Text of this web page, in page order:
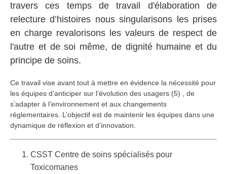
travers ces temps de travail d'élaboration de
relecture d’histoires nous singularisons les prises
en charge revalorisons les valeurs de respect de
l'autre et de soi même, de dignité humaine et du
principe de soins.
Ce travail vise avant tout à mettre en évidence la nécessité pour
les équipes d’anticiper sur l’évolution des usagers (5) , de
s’adapter à l’environnement et aux changements
réglementaires. L’objectif est de maintenir les équipes dans une
dynamique de réflexion et d’innovation.
CSST Centre de soins spécialisés pour
Toxicomanes